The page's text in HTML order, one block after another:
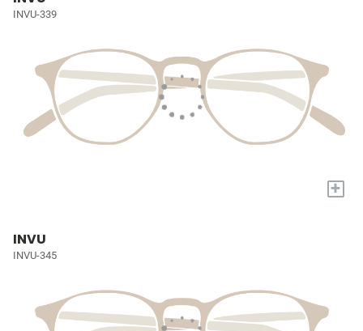
INVU-339
+
INVU
INVU-345